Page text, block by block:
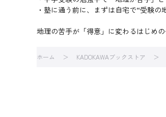
・塾に通う前に、まずは自宅で“受験の
地理の苦手が「得意」に変わるはじめ
ホーム KADOKAWAブックストア